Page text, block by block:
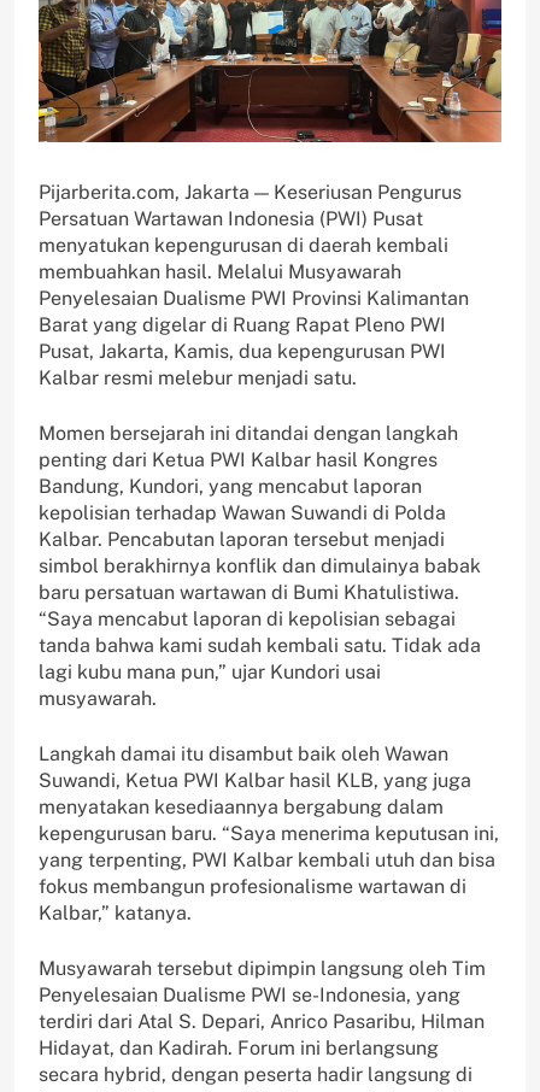
Pijarberita.com, Jakarta — Keseriusan Pengurus
Persatuan Wartawan Indonesia (PWI) Pusat
menyatukan kepengurusan di daerah kembali
membuahkan hasil. Melalui Musyawarah
Penyelesaian Dualisme PWI Provinsi Kalimantan
Barat yang digelar di Ruang Rapat Pleno PWI
Pusat, Jakarta, Kamis, dua kepengurusan PWI
Kalbar resmi melebur menjadi satu.
Momen bersejarah ini ditandai dengan langkah
penting dari Ketua PWI Kalbar hasil Kongres
Bandung, Kundori, yang mencabut laporan
kepolisian terhadap Wawan Suwandi di Polda
Kalbar. Pencabutan laporan tersebut menjadi
simbol berakhirnya konflik dan dimulainya babak
baru persatuan wartawan di Bumi Khatulistiwa.
“Saya mencabut laporan di kepolisian sebagai
tanda bahwa kami sudah kembali satu. Tidak ada
lagi kubu mana pun,” ujar Kundori usai
musyawarah.
Langkah damai itu disambut baik oleh Wawan
Suwandi, Ketua PWI Kalbar hasil KLB, yang juga
menyatakan kesediaannya bergabung dalam
kepengurusan baru. “Saya menerima keputusan ini,
yang terpenting, PWI Kalbar kembali utuh dan bisa
fokus membangun profesionalisme wartawan di
Kalbar,” katanya.
Musyawarah tersebut dipimpin langsung oleh Tim
Penyelesaian Dualisme PWI se-Indonesia, yang
terdiri dari Atal S. Depari, Anrico Pasaribu, Hilman
Hidayat, dan Kadirah. Forum ini berlangsung
secara hybrid, dengan peserta hadir langsung di